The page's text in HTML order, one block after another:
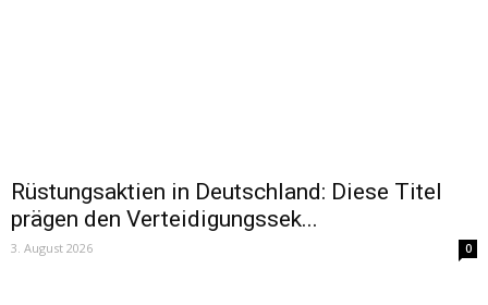
Rüstungsaktien in Deutschland: Diese Titel
prägen den Verteidigungssek...
3. August 2026 0